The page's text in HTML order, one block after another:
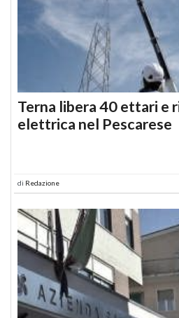
Terna libera 40 ettari e
elettrica nel Pescarese
di Redazione